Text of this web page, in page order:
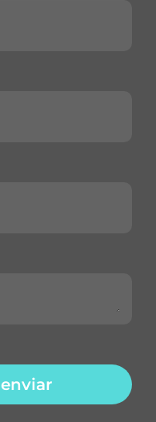
enviar